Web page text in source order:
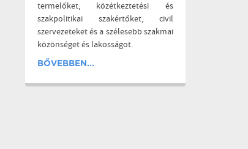
termelőket, közétkeztetési és
szakpolitikai szakértőket, civil
szervezeteket és a szélesebb szakmai
közönséget és lakosságot.
BŐVEBBEN...